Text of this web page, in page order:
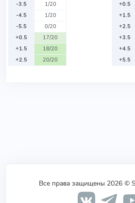
-3.5
1/20
-4.5
1/20
-5.5
0/20
+0.5
17/20
+1.5
18/20
+2.5
20/20
+0.5
+1.5
+2.5
+3.5
+4.5
+5.5
Все права защищены 2026 ©